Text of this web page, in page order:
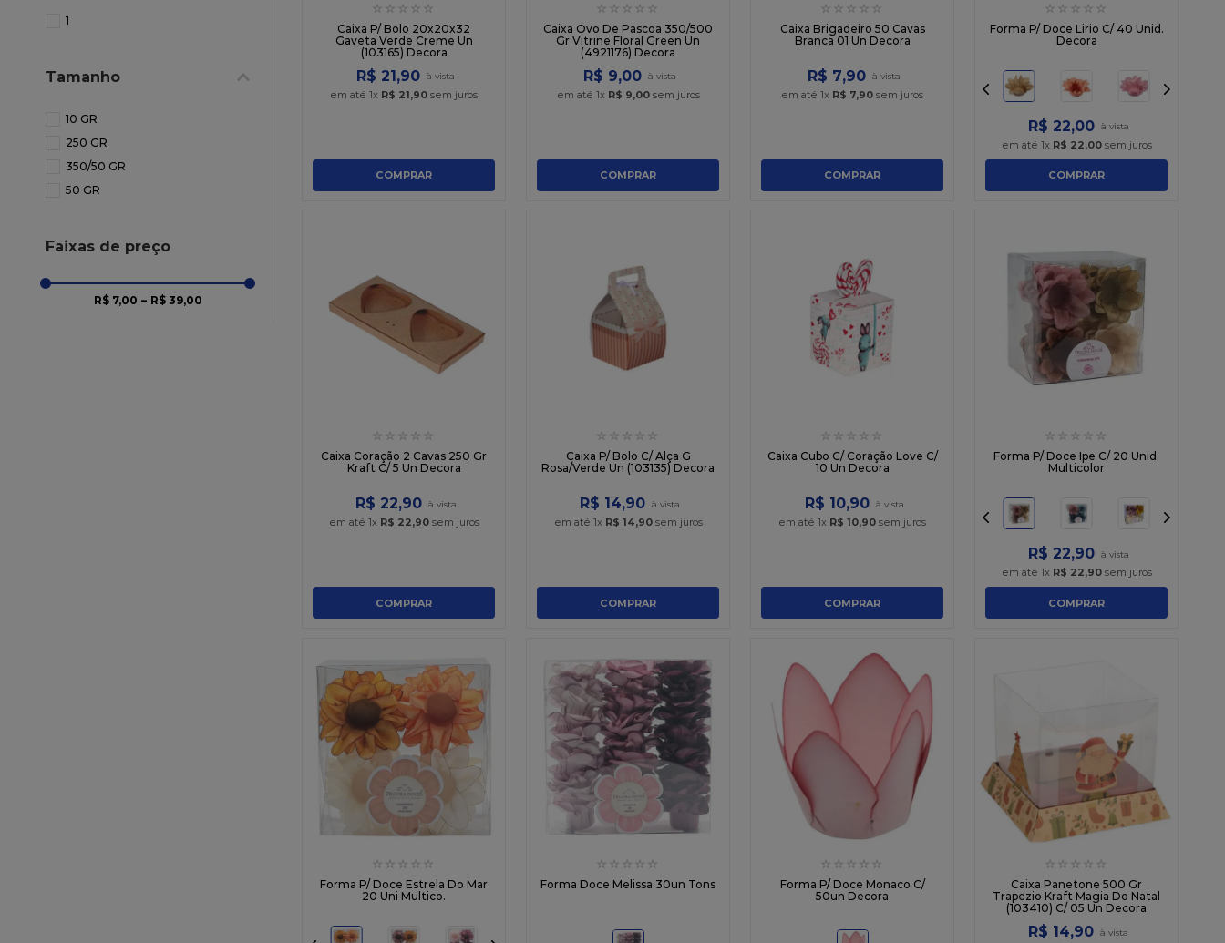
Boho 17
Castanho
Creme
Goiaba
Laranja
Lilas Claro
Marsala
Multicolor 2
Multicolor 3
1
Tamanho
10 GR
250 GR
350/50 GR
50 GR
Faixas de preço
R$ 7,00 – R$ 39,00
☆ ☆ ☆ ☆ ☆
Caixa P/ Bolo 20x20x32
Gaveta Verde Creme Un
(103165) Decora
R$ 21,90
em até 1x R$ 21,90 sem juros
COMPRAR
☆ ☆ ☆ ☆ ☆
Caixa Ovo De Pascoa 350/500
Gr Vitrine Floral Green Un
(4921176) Decora
R$ 9,00
em até 1x R$ 9,00sem juros
COMPRAR
☆ ☆ ☆ ☆ ☆
Caixa Brigadeiro 50 Cavas
Branca 01 Un Decora
R$ 7,90
em até 1x R$ 7,90 sem juros
COMPRAR
☆ ☆ ☆ ☆ ☆
Forma P/ Doce Lirio C/ 40 Unid.
Decora
R$ 22,00
em até 1x R$ 22,00sem juros
COMPRAR
☆ ☆ ☆ ☆ ☆
Caixa Coração 2 Cavas 250 Gr
Kraft C/ 5 Un Decora
R$ 22,90
em até 1x R$ 22,90sem juros
COMPRAR
☆ ☆ ☆ ☆ ☆
Caixa P/ Bolo C/ Alça G
Rosa/Verde Un (103135) Decora
R$ 14,90
em até 1x R$ 14,90sem juros
COMPRAR
☆ ☆ ☆ ☆ ☆
Caixa Cubo C/ Coração Love C/
10 Un Decora
R$ 10,90
em até 1x R$ 10,90 sem juros
COMPRAR
☆ ☆ ☆ ☆ ☆
Forma P/ Doce Ipe C/ 20 Unid.
Multicolor
R$ 22,90
em até 1x R$ 22,90sem juros
COMPRAR
☆ ☆ ☆ ☆ ☆
Forma P/ Doce Estrela Do Mar
20 Uni Multico.
☆ ☆ ☆ ☆ ☆
Forma Doce Melissa 30un Tons
☆ ☆ ☆ ☆ ☆
Forma P/ Doce Monaco C/
50un Decora
☆ ☆ ☆ ☆ ☆
Caixa Panetone 500 Gr
Trapezio Kraft Magia Do Natal
(103410) C/ 05 Un Decora
R$ 14,90